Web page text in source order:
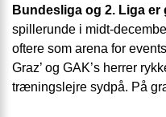
Bundesliga og 2. Liga er
spillerunde i midt-
oftere som arena for
Graz’ og GAK’s herrer
træningslejre sydpå. På